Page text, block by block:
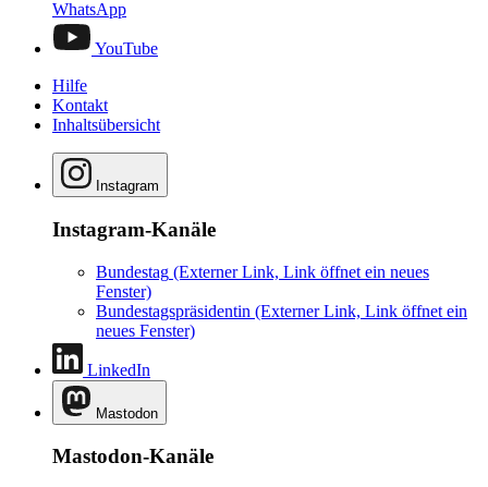
WhatsApp
YouTube
Hilfe
Kontakt
Inhaltsübersicht
Instagram
Instagram-Kanäle
Bundestag (Externer Link, Link öffnet ein neues
Fenster)
Bundestagspräsidentin (Externer Link, Link öffnet ein
neues Fenster)
LinkedIn
Mastodon
Mastodon-Kanäle